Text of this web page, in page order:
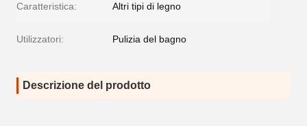
Caratteristica: Altri tipi di legno
Utilizzatori: Pulizia del bagno
Descrizione del prodotto